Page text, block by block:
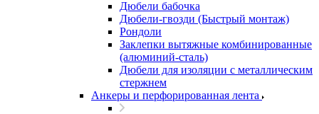
Дюбели бабочка
Дюбели-гвозди (Быстрый монтаж)
Рондоли
Заклепки вытяжные комбинированные
(алюминий-сталь)
Дюбели для изоляции с металлическим
стержнем
Анкеры и перфорированная лента